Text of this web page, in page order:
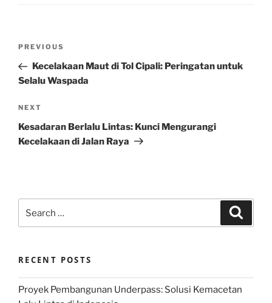
Previous
Post
PREVIOUS
Kecelakaan Maut di Tol Cipali: Peringatan untuk
Selalu Waspada
Next
Post
NEXT
Kesadaran Berlalu Lintas: Kunci Mengurangi
Kecelakaan di Jalan Raya
for:
RECENT POSTS
Proyek Pembangunan Underpass: Solusi Kemacetan